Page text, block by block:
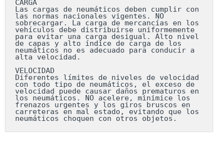
CARGA
Las cargas de neumáticos deben cumplir con
las normas nacionales vigentes. NO
sobrecargar. La carga de mercancías en los
vehículos debe distribuirse uniformemente
para evitar una carga desigual. Alto nivel
de capas y alto índice de carga de los
neumáticos no es adecuado para conducir a
alta velocidad.
VELOCIDAD
Diferentes límites de niveles de velocidad
con todo tipo de neumáticos, el exceso de
velocidad puede causar daños prematuros en
los neumáticos. NO acelere, minimice los
frenazos urgentes y los giros bruscos en
carreteras en mal estado, evitando que los
neumáticos choquen con otros objetos.